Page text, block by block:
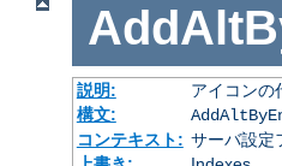
説明:
アイコンの
構文:
コンテキスト: サーバ設定